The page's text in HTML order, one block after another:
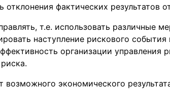
отклонения фактических результатов
т.е. использовать различные
наступление рискового
организации управления
возможного экономического